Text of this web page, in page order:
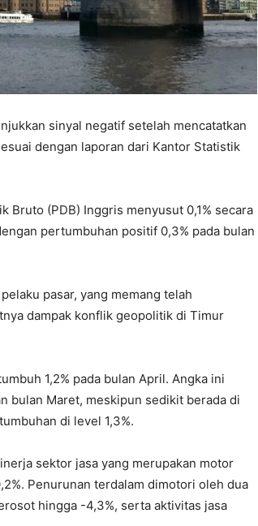
sinyal negatif setelah mencatatkan
dengan laporan dari Kantor Statistik
Bruto (PDB) Inggris menyusut 0,1% secara
pertumbuhan positif 0,3% pada bulan
pasar, yang memang telah
dampak konflik geopolitik di Timur
1,2% pada bulan April. Angka ini
bulan Maret, meskipun sedikit berada di
di level 1,3%.
sektor jasa yang merupakan motor
Penurunan terdalam dimotori oleh dua
hingga -4,3%, serta aktivitas jasa